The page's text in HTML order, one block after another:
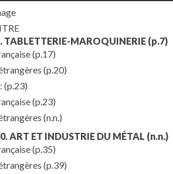
TABLETTERIE-MAROQUINERIE (p.7)
(p.17)
(p.20)
(p.23)
(p.23)
(n.n.)
ART ET INDUSTRIE DU MÉTAL (n.n.)
(p.35)
(p.39)